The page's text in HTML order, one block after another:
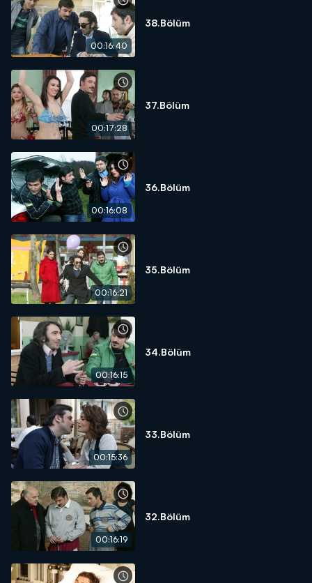
00:16:40
38.Bölüm
00:17:28
37.Bölüm
00:16:08
36.Bölüm
00:16:21
35.Bölüm
00:16:15
34.Bölüm
00:15:36
33.Bölüm
00:16:19
32.Bölüm